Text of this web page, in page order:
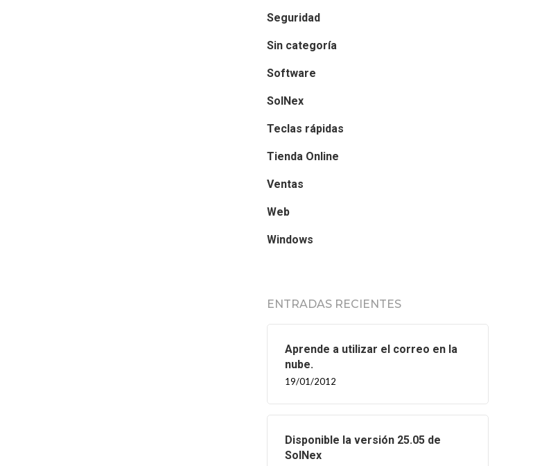
Seguridad
Sin categoría
Software
SolNex
Teclas rápidas
Tienda Online
Ventas
Web
Windows
ENTRADAS RECIENTES
Aprende a utilizar el correo en la
nube.
19/01/2012
Disponible la versión 25.05 de
SolNex